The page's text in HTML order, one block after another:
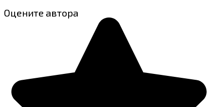
Оцените автора